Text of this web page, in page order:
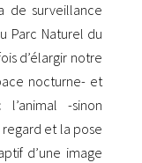
de surveillance
Parc Naturel du
d’élargir notre
nocturne- et
-sinon
et la pose
d’une image